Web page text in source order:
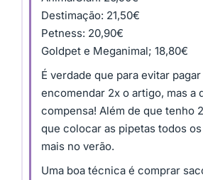
Destimação: 21,50€
Petness: 20,90€
Goldpet e Meganimal; 18,80€
É verdade que para evitar
encomendar 2x o artigo, mas a
compensa! Além de que tenho
que colocar as pipetas todos
mais no verão.
Uma boa técnica é comprar